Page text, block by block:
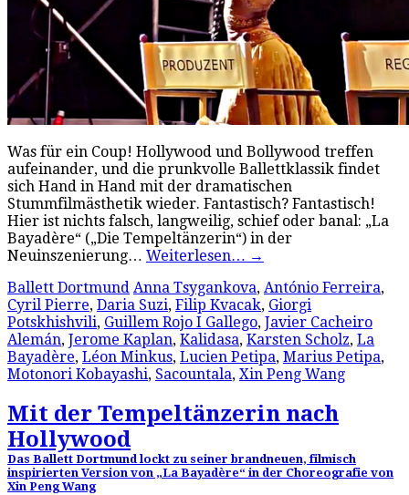
Was für ein Coup! Hollywood und Bollywood treffen
aufeinander, und die prunkvolle Ballettklassik findet
sich Hand in Hand mit der dramatischen
Stummfilmästhetik wieder. Fantastisch? Fantastisch!
Hier ist nichts falsch, langweilig, schief oder banal: „La
Bayadère“ („Die Tempeltänzerin“) in der
Neuinszenierung… Weiterlesen… →
Ballett Dortmund Anna Tsygankova, António Ferreira,
Cyril Pierre, Daria Suzi, Filip Kvacak, Giorgi
Potskhishvili, Guillem Rojo I Gallego, Javier Cacheiro
Alemán, Jerome Kaplan, Kalidasa, Karsten Scholz, La
Bayadère, Léon Minkus, Lucien Petipa, Marius Petipa,
Motonori Kobayashi, Sacountala, Xin Peng Wang
Mit der Tempeltänzerin nach
Hollywood
Das Ballett Dortmund lockt zu seiner brandneuen, filmisch
inspirierten Version von „La Bayadère“ in der Choreografie von
Xin Peng Wang